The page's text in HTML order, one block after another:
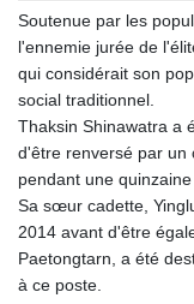
Soutenue par les
l'ennemie jurée de
qui considérait son
social traditionnel.
Thaksin Shinawatra a
d'être renversé par un
pendant une
Sa sœur cadette,
2014 avant d'être
Paetongtarn, a été
à ce poste.